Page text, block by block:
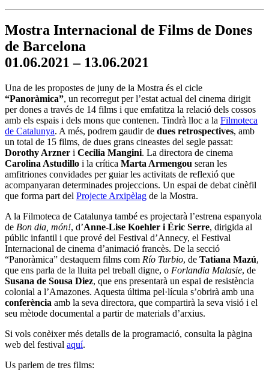
Mostra Internacional de Films de Dones
de Barcelona
01.06.2021 – 13.06.2021
Una de les propostes de juny de la Mostra és el cicle
“Panoràmica”, un recorregut per l’estat actual del cinema dirigit
per dones a través de 14 films i que emfatitza la relació dels cossos
amb els espais i dels mons que contenen. Tindrà lloc a la Filmoteca
de Catalunya. A més, podrem gaudir de dues retrospectives, amb
un total de 15 films, de dues grans cineastes del segle passat:
Dorothy Arzner i Cecilia Mangini. La directora de cinema
Carolina Astudillo i la crítica Marta Armengou seran les
amfitriones convidades per guiar les activitats de reflexió que
acompanyaran determinades projeccions. Un espai de debat cinèfil
que forma part del Projecte Arxipèlag de la Mostra.
A la Filmoteca de Catalunya també es projectarà l’estrena espanyola
de Bon dia, món!, d’Anne-Lise Koehler i Éric Serre, dirigida al
públic infantil i que prové del Festival d’Annecy, el Festival
Internacional de cinema d’animació francès. De la secció
“Panoràmica” destaquem films com Río Turbio, de Tatiana Mazú,
que ens parla de la lluita pel treball digne, o Forlandia Malasie, de
Susana de Sousa Diez, que ens presentarà un espai de resistència
colonial a l’Amazones. Aquesta última pel·lícula s’obrirà amb una
conferència amb la seva directora, que compartirà la seva visió i el
seu mètode documental a partir de materials d’arxius.
Si vols conèixer més detalls de la programació, consulta la pàgina
web del festival aquí.
Us parlem de tres films: